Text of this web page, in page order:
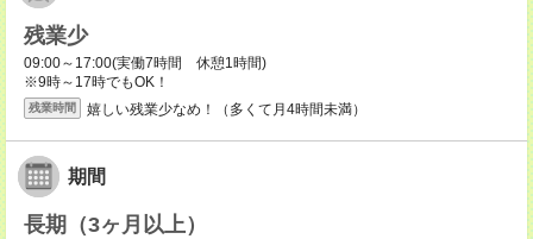
残業少
09:00～17:00(実働7時間 休憩1時間)
※9時～17時でもOK！
残業時間 嬉しい残業少なめ！（多くて月4時間未満）
期間
長期（3ヶ月以上）